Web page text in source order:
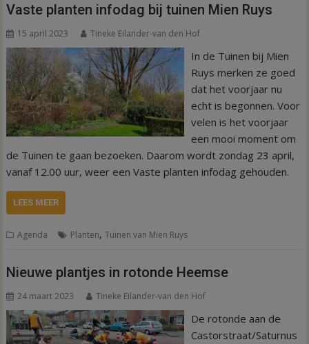
Vaste planten infodag bij tuinen Mien Ruys
15 april 2023 Tineke Eilander-van den Hof
In de Tuinen bij Mien
Ruys merken ze goed
dat het voorjaar nu
echt is begonnen. Voor
velen is het voorjaar
een mooi moment om
de Tuinen te gaan bezoeken. Daarom wordt zondag 23 april,
vanaf 12.00 uur, weer een Vaste planten infodag gehouden.
LEES MEER
Agenda Planten,Tuinen van Mien Ruys
Nieuwe plantjes in rotonde Heemse
24 maart 2023 Tineke Eilander-van den Hof
De rotonde aan de
Castorstraat/Saturnus